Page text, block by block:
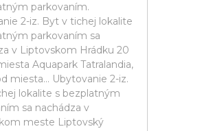
parkovaním.
2-iz. Byt v tichej lokalite
parkovaním sa
v Liptovskom Hrádku 20
Aquapark Tatralandia,
miesta... Ubytovanie 2-iz.
lokalite s bezplatným
sa nachádza v
meste Liptovský